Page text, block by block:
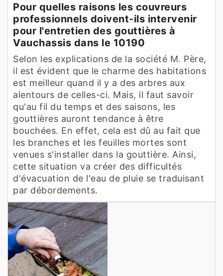
Pour quelles raisons les couvreurs
professionnels doivent-ils intervenir
pour l'entretien des gouttières à
Vauchassis dans le 10190
Selon les explications de la société M. Père,
il est évident que le charme des habitations
est meilleur quand il y a des arbres aux
alentours de celles-ci. Mais, il faut savoir
qu'au fil du temps et des saisons, les
gouttières auront tendance à être
bouchées. En effet, cela est dû au fait que
les branches et les feuilles mortes sont
venues s'installer dans la gouttière. Ainsi,
cette situation va créer des difficultés
d'évacuation de l'eau de pluie se traduisant
par débordements.